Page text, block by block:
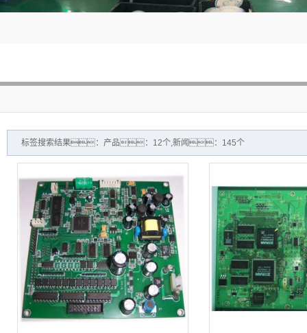
标签搜索结果：产品：12个,新闻：145个